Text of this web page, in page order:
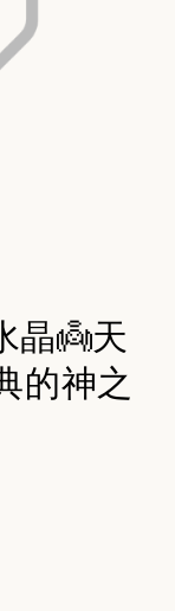
晶👼天
的神之